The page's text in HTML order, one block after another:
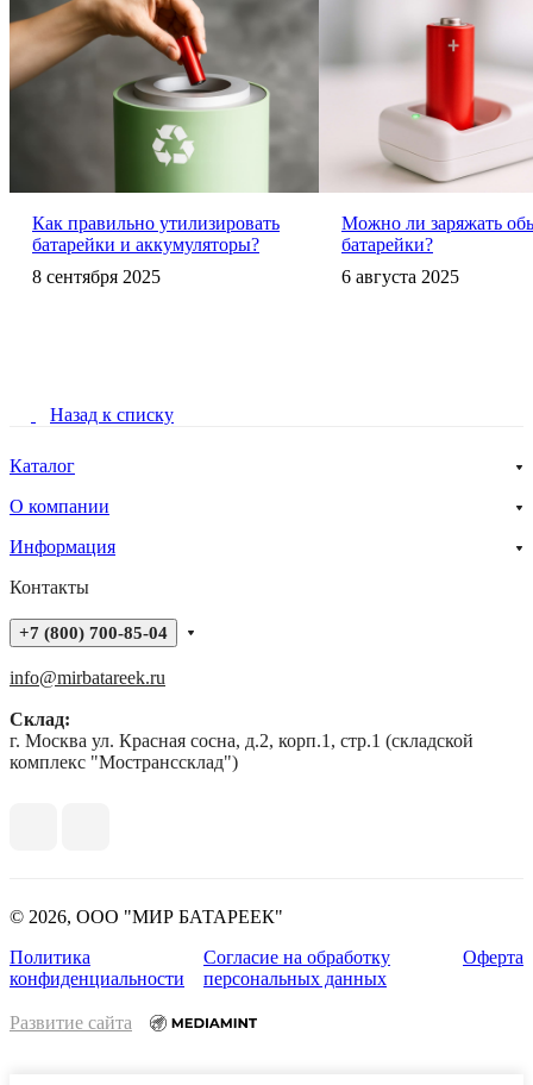
Как правильно утилизировать
батарейки и аккумуляторы?
8 сентября 2025
Можно ли заряжать
батарейки?
6 августа 2025
Назад к списку
Каталог
О компании
Информация
Контакты
+7 (800) 700-85-04
info@mirbatareek.ru
Склад:
г. Москва ул. Красная сосна, д.2, корп.1, стр.1 (складской
комплекс "Мостранссклад")
© 2026, ООО "МИР БАТАРЕЕК"
Политика
конфиденциальности
Согласие на обработку
персональных данных
Оферта
Развитие сайта